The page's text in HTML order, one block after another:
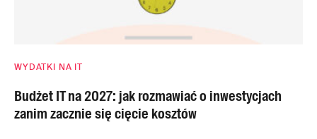
WYDATKI NA IT
Budżet IT na 2027: jak rozmawiać o inwestycjach
zanim zacznie się cięcie kosztów